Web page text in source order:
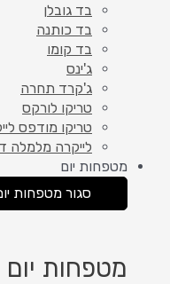
בד גובלן
בד כותנה
בד קומו
ג'ינס
ג'קרד תחרה
טריקו לורקס
טריקו מודפס
לייקרה מלמלה
מטפחות יום
סגור מטפחות
מטפחות יום